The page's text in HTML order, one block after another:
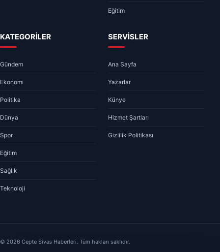
Eğitim
KATEGORİLER
Gündem
Ekonomi
Politika
Dünya
Spor
Eğitim
Sağlık
Teknoloji
SERVİSLER
Ana Sayfa
Yazarlar
Künye
Hizmet Şartları
Gizlilik Politikası
© 2026 Cepte Sivas Haberleri. Tüm hakları saklıdır.